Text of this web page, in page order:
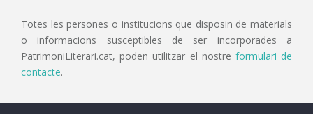
Totes les persones o institucions que disposin de materials
o informacions susceptibles de ser incorporades a
PatrimoniLiterari.cat, poden utilitzar el nostre formulari de
contacte.